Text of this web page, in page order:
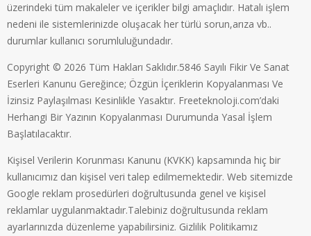
üzerindeki tüm makaleler ve içerikler bilgi amaçlıdır. Hatalı işlem
nedeni ile sistemlerinizde oluşacak her türlü sorun,arıza vb..
durumlar kullanıcı sorumluluğundadır.
Copyright © 2026 Tüm Hakları Saklıdır.5846 Sayılı Fikir Ve Sanat
Eserleri Kanunu Gereğince; Özgün İçeriklerin Kopyalanması Ve
İzinsiz Paylaşılması Kesinlikle Yasaktır. Freeteknoloji.com’daki
Herhangi Bir Yazının Kopyalanması Durumunda Yasal İşlem
Başlatılacaktır.
Kişisel Verilerin Korunması Kanunu (KVKK) kapsamında hiç bir
kullanıcımız dan kişisel veri talep edilmemektedir. Web sitemizde
Google reklam prosedürleri doğrultusunda genel ve kişisel
reklamlar uygulanmaktadır.Talebiniz doğrultusunda reklam
ayarlarınızda düzenleme yapabilirsiniz. Gizlilik Politikamız